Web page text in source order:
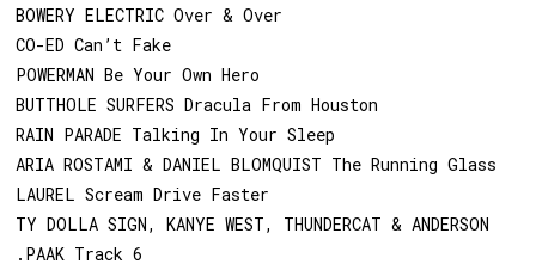
BOWERY ELECTRIC Over & Over
CO-ED Can’t Fake
POWERMAN Be Your Own Hero
BUTTHOLE SURFERS Dracula From Houston
RAIN PARADE Talking In Your Sleep
ARIA ROSTAMI & DANIEL BLOMQUIST The Running Glass
LAUREL Scream Drive Faster
TY DOLLA SIGN, KANYE WEST, THUNDERCAT & ANDERSON
.PAAK Track 6